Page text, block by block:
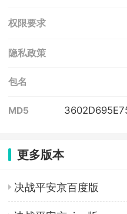
权限要求
隐私政策
包名
MD5
更多版本
决战平安京百度版